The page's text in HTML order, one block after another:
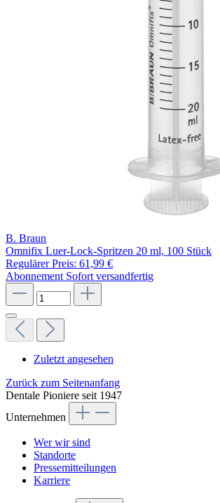
B. Braun
Omnifix Luer-Lock-Spritzen 20 ml, 100 Stück
Regulärer Preis: 61,99 €
Abonnement Sofort versandfertig
Zuletzt angesehen
Zurück zum Seitenanfang
Dentale Pioniere seit 1947
Unternehmen
Wer wir sind
Standorte
Pressemitteilungen
Karriere